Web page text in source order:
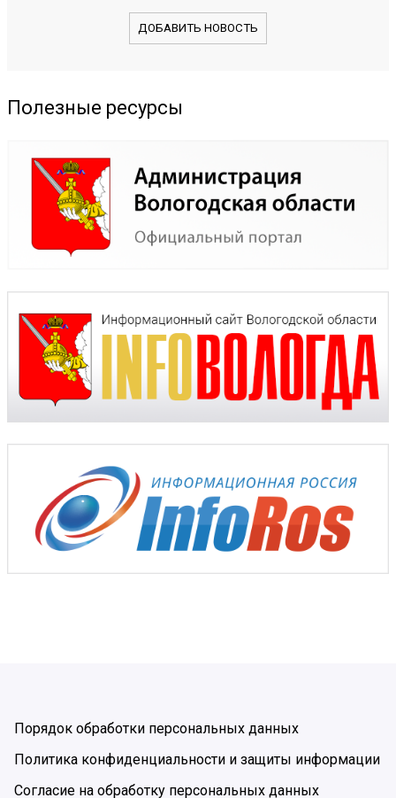
ДОБАВИТЬ НОВОСТЬ
Полезные ресурсы
Порядок обработки персональных данных
Политика конфиденциальности и защиты информации
Согласие на обработку персональных данных